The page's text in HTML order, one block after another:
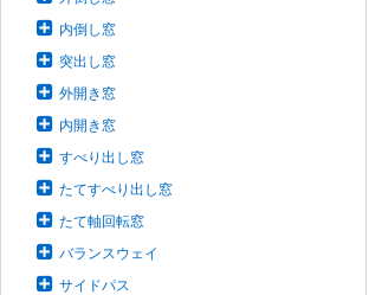
内倒し窓
突出し窓
外開き窓
内開き窓
すべり出し窓
たてすべり出し窓
たて軸回転窓
バランスウェイ
サイドパス